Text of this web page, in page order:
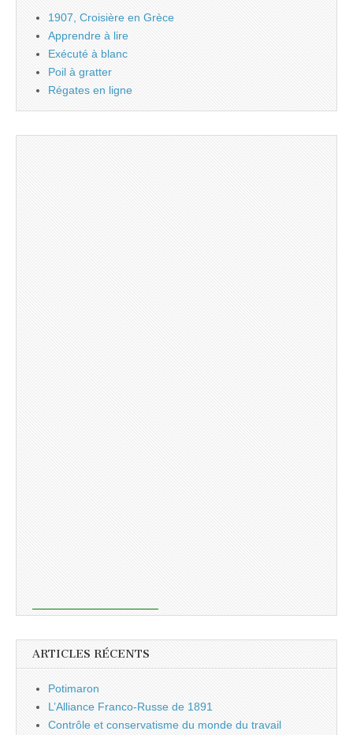
1907, Croisière en Grèce
Apprendre à lire
Exécuté à blanc
Poil à gratter
Régates en ligne
ARTICLES RÉCENTS
Potimaron
L’Alliance Franco-Russe de 1891
Contrôle et conservatisme du monde du travail